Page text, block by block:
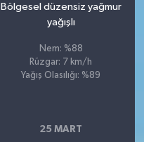
Bölgesel düzensiz yağmur
yağışlı
Nem: %88
Rüzgar: 7 km/h
Yağış Olasılığı: %89
25 MART